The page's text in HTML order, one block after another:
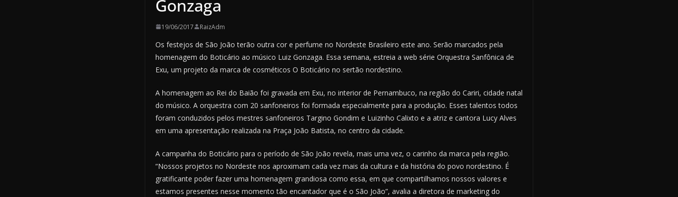
Gonzaga
19/06/2017 RaizAdm
Os festejos de São João terão outra cor e perfume no Nordeste Brasileiro este ano. Serão marcados pela
homenagem do Boticário ao músico Luiz Gonzaga. Essa semana, estreia a web série Orquestra Sanfônica de
Exu, um projeto da marca de cosméticos O Boticário no sertão nordestino.
A homenagem ao Rei do Baião foi gravada em Exu, no interior de Pernambuco, na região do Cariri, cidade natal
do músico. A orquestra com 20 sanfoneiros foi formada especialmente para a produção. Esses talentos todos
foram conduzidos pelos mestres sanfoneiros Targino Gondim e Luizinho Calixto e a atriz e cantora Lucy Alves
em uma apresentação realizada na Praça João Batista, no centro da cidade.
A campanha do Boticário para o período de São João revela, mais uma vez, o carinho da marca pela região.
“Nossos projetos no Nordeste nos aproximam cada vez mais da cultura e da história do povo nordestino. É
gratificante poder fazer uma homenagem grandiosa como essa, em que compartilhamos nossos valores e
estamos presentes nesse momento tão encantador que é o São João”, avalia a diretora de marketing do